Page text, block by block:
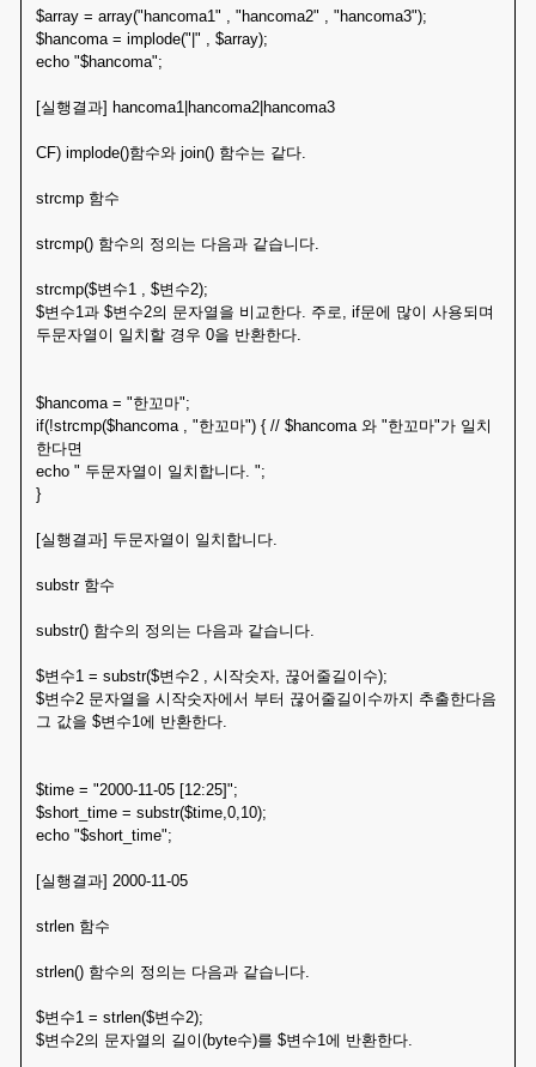
$array = array("hancoma1" , "hancoma2" , "hancoma3");
$hancoma = implode("|" , $array);
echo "$hancoma";
[실행결과] hancoma1|hancoma2|hancoma3
CF) implode()함수와 join() 함수는 같다.
strcmp 함수
strcmp() 함수의 정의는 다음과 같습니다.
strcmp($변수1 , $변수2);
$변수1과 $변수2의 문자열을 비교한다. 주로, if문에 많이 사용되며
두문자열이 일치할 경우 0을 반환한다.
$hancoma = "한꼬마";
if(!strcmp($hancoma , "한꼬마") { // $hancoma 와 "한꼬마"가 일치
한다면
echo " 두문자열이 일치합니다. ";
}
[실행결과] 두문자열이 일치합니다.
substr 함수
substr() 함수의 정의는 다음과 같습니다.
$변수1 = substr($변수2 , 시작숫자, 끊어줄길이수);
$변수2 문자열을 시작숫자에서 부터 끊어줄길이수까지 추출한다음
그 값을 $변수1에 반환한다.
$time = "2000-11-05 [12:25]";
$short_time = substr($time,0,10);
echo "$short_time";
[실행결과] 2000-11-05
strlen 함수
strlen() 함수의 정의는 다음과 같습니다.
$변수1 = strlen($변수2);
$변수2의 문자열의 길이(byte수)를 $변수1에 반환한다.